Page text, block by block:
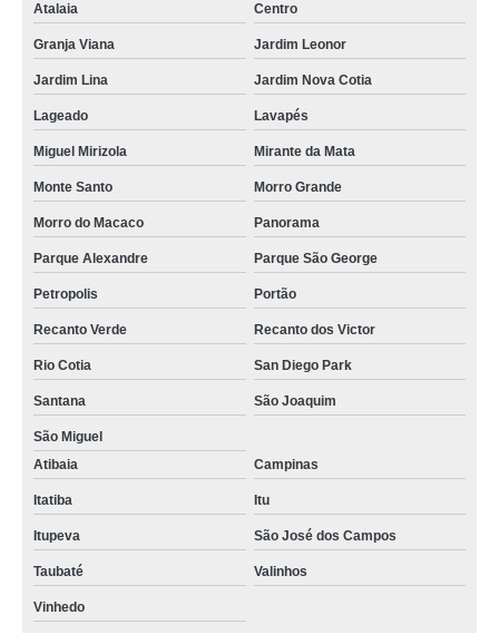
Atalaia Centro
Granja Viana Jardim Leonor
Jardim Lina Jardim Nova Cotia
Lageado Lavapés
Miguel Mirizola Mirante da Mata
Monte Santo Morro Grande
Morro do Macaco Panorama
Parque Alexandre Parque São George
Petropolis Portão
Recanto Verde Recanto dos Victor
Rio Cotia San Diego Park
Santana São Joaquim
São Miguel
Atibaia
Campinas
Itatiba Itu
Itupeva São José dos Campos
Taubaté Valinhos
Vinhedo